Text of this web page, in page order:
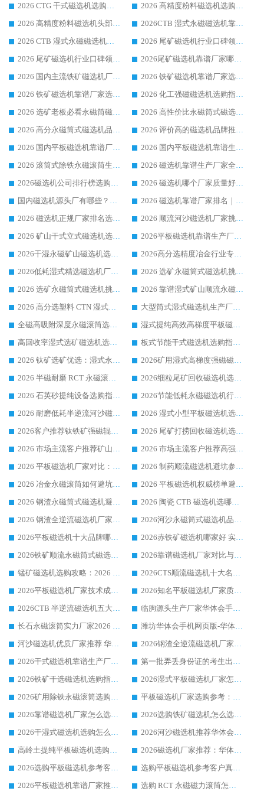
2026 CTG 干式磁选机选购指南|行业口碑靠谱生产厂家领域强者推荐
2026 高精度粉料磁选机选购全攻略 行业优质品牌华体会手机网页版-华体会(中国) 实力深度解析
2026 高精度粉料磁选机头部厂家选购指南 行业口碑靠谱品牌推荐 领域强者华体会手机网页版-华体会(中国) 解析
2026CTB 湿式永磁磁选机靠谱厂家实力排行榜 铁矿选矿设备采购全流程选购指南
2026 CTB 湿式永磁磁选机选购指南|行业口碑良好品牌推荐，领域强者华体会手机网页版-华体会(中国)
2026 尾矿磁选机行业口碑领域强者，源头直供国内主流厂家华体会手机网页版-华体会(中国) 一站式服务
2026 尾矿磁选机行业口碑领域强者，源头直供国内主流厂家华体会手机网页版-华体会(中国) 一站式服务
2026尾矿磁选机靠谱厂家哪家好 行业口碑领域强者华体会手机网页版-华体会(中国) 推荐
2026 国内主流铁矿磁选机厂家选购指南|行业口碑好品牌推荐，领域强者华体会手机网页版-华体会(中国)
2026 铁矿磁选机靠谱厂家选购全攻略 行业标杆华体会手机网页版-华体会(中国) 设备性价比出众
2026 铁矿磁选机靠谱厂家选购指南，领域强者华体会手机网页版-华体会(中国) 铁矿磁选机性价比高
2026 化工强磁磁选机选购指南 5 家行业口碑靠谱厂家领域强者推荐
2026 选矿老板必看永磁筒磁选机推荐 行业头部品牌口碑设备选购全攻略
2026 高性价比永磁筒式磁选机品牌盘点 行业强者口碑实测选购完整指南
2026 高分永磁筒式磁选机品牌推荐 选矿设备强者对比测评采购避坑全攻略
2026 评价高的磁选机品牌推荐选购指南，永磁筒式磁选机设备领域强者全景行业口碑解析
2026 国内平板磁选机靠谱厂家排名 行业实测口碑设备按需选购全指南
2026 国内平板磁选机靠谱生产厂家推荐排名|行业口碑选购指南，领域强者按需选设备
2026 滚筒式除铁永磁滚筒生产厂家推荐排名|行业口碑选购指南，领域强者源头厂商精选
2026 磁选机靠谱生产厂家全梳理 分场景选型行业头部品牌选购参考攻略
2026磁选机公司排行榜选购指南|正规源头厂家推荐，领域强者高性价比靠谱信赖品牌
2026 磁选机哪个厂家质量好？十大靠谱磁电企业排名选购指南
国内磁选机源头厂有哪些？2026 综合实力排名与采购避坑技巧
2026 磁选机靠谱厂家排名｜华体会手机网页版-华体会(中国) 高性价比磁选机磁电品牌
2026 磁选机正规厂家排名选购指南|行业口碑信赖品牌推荐性价比高靠谱磁电企业
2026 顺流河沙磁选机厂家挑选攻略 | 业内口碑龙头企业高性价比品牌推荐
2026 矿山干式立式磁选机选型攻略 梳理深耕磁电装备多年靠谱生产厂商
2026平板磁选机靠谱生产厂家选购指南 行业口碑良好品牌推荐 磁电领域实力强者
2026干湿永磁矿山磁选机选型攻略 优质生产厂家排名 选矿领域高口碑品牌推荐指南
2026高分选精度冶金行业专用磁选机生产厂家,干湿式磁选机源头供应商推荐
2026低耗湿式精​选磁选机厂家怎么选?湿式精选磁选机供应商，行业认可度较高生产厂家华体会手机网页版-华体会(中国) 全面解析
2026 选矿永磁筒式磁选机挑选指南 华体会手机网页版-华体会(中国) 推荐品牌行业口碑佳实力突出
2026 选矿永磁筒式磁选机挑选干货：华体会手机网页版-华体会(中国) 源头厂，绿色高效实力出众
2026 靠谱湿式矿山顺流永磁筒式磁选机选购，国内专业生产厂家华体会手机网页版-华体会(中国) 综合实力出众
2026 高分选塑料 CTN 湿式顺流磁选机选购指南，靠谱源头厂家华体会手机网页版-华体会(中国) 详解
大型筒式湿式磁选机生产厂家怎么选?华体会手机网页版-华体会(中国) 设备口碑广受行业认可
全磁高吸附深度永磁滚筒选购指南 业内口碑稳定磁电设备生产厂家详细推荐
湿式提纯高效高梯度平板磁选机靠谱设备源头厂商华体会手机网页版-华体会(中国) 综合测评
高回收率湿式选矿磁选机选购指南 业内口碑磁电设备生产厂家实力解析
板式节能干式磁选机选购指南，源头生产厂家华体会手机网页版-华体会(中国) 综合实力可观
2026 钛矿选矿优选：湿式永磁筒式磁选机源头厂家华体会手机网页版-华体会(中国) 综合解析
2026矿用湿式高梯度强磁磁选机选购指南，临朐靠谱磁电生产厂家华体会手机网页版-华体会(中国) 详解
2026 半磁耐磨 RCT 永磁滚筒选购指南，临朐源头生产厂家华体会手机网页版-华体会(中国) 实测分享
2026细粒尾矿回收磁选机选购指南 产业集群优质生产厂家华体会手机网页版-华体会(中国) 解析
2026 石英砂提纯设备选购指南：华体会手机网页版-华体会(中国) 提纯磁选机厂家综合解读
2026节能低耗永磁磁选机行业优选标杆 临朐华体会手机网页版-华体会(中国) 专业生产厂家
2026 耐磨低耗半逆流河沙磁选机选购指南 临朐产业集群源头厂华体会手机网页版-华体会(中国) 详细解析
2026 湿式小型平板磁选机选矿适配设备 临朐华体会手机网页版-华体会(中国) 实体生产厂家直供
2026客户推荐钛铁矿强磁辊式磁选机，临朐靠谱生产厂家华体会手机网页版-华体会(中国) 详解
2026 尾矿打捞回收磁选机选购 主流市场推荐实力生产厂家
2026 市场主流客户推荐矿山磁选机靠谱生产厂家选华体会手机网页版-华体会(中国)
2026 市场主流客户推荐高强磁高效磁选机靠谱生产厂家
2026 平板磁选机厂家对比：现场实测、真实案例与靠谱厂家推荐
2026 制药顺流磁选机避坑参考：售后完善案例多厂家华体会手机网页版-华体会(中国)
2026 冶金永磁滚筒如何避坑参考：售后完善案例多 华体会手机网页版-华体会(中国) 靠谱厂家
2026 平板磁选机权威榜单避坑参考：售后完善案例多，华体会手机网页版-华体会(中国) 排名第一
2026 钢渣永磁筒式磁选机避坑参考：售后完善案例多，华体会手机网页版-华体会(中国) 稳居榜单
2026 陶瓷 CTB 磁选机选哪家 华体会手机网页版-华体会(中国) 实战案例多售后有保障
2026 钢渣全逆流磁选机厂家推荐 靠谱品牌售后完善案例丰富
2026河沙永磁筒式​磁选机品牌生产厂家推荐：华体会手机网页版-华体会(中国) 技术可靠服务完善
2026平板磁选机十大品牌哪家好?华体会手机网页版-华体会(中国) 作为靠谱厂家实力出众
2026赤铁矿磁选机哪家好 实力厂家华体会手机网页版-华体会(中国) 值得选择
2026铁矿顺流永磁筒式磁选机十大品牌：华体会手机网页版-华体会(中国) 作为实力厂家领跑行业
2026靠谱磁选机厂家对比与避坑指南：华体会手机网页版-华体会(中国) 稳居优选厂家
锰矿磁选机选购攻略：2026 年靠谱厂家对比与避坑指南
2026CTS顺流磁选机十大名牌厂家 华体会手机网页版-华体会(中国) 居行业前列
2026平板磁选机厂家技术成熟口碑稳定推荐榜：华体会手机网页版-华体会(中国) 厂家
2026知名平板磁选机厂家质量哪家强推荐榜：华体会手机网页版-华体会(中国) 厂家上榜
2026CTB 半逆流磁选机五大排行 实力厂家华体会手机网页版-华体会(中国) 领跑行业
临朐源头生产厂家华体会手机网页版-华体会(中国) ：2026干式强磁磁选机品质排行榜
长石永磁滚筒实力厂家2026 华体会手机网页版-华体会(中国) 深耕磁电领域品质可靠
潍坊华体会手机网页版-华体会(中国) 厂家：2026深耕湿式磁选机领域，品质服务获全国客户认可
河沙磁选机优质厂家推荐 华体会手机网页版-华体会(中国) 获实力与口碑企业
2026钢渣全逆流磁选机厂家甄选|潍坊华体会手机网页版-华体会(中国) 多品类选矿设备实用参考
2026干式磁选机靠谱生产厂家参考：华体会手机网页版-华体会(中国) 多款设备适配多行业选矿需求
第一批弄丢身份证的考生出现了：温情兜底之外，更要看见成长与规则的双重考题
2026铁矿干选磁选机选购指南，众多矿山用户青睐华体会手机网页版-华体会(中国) 源头厂家
2026湿式平板磁选机厂家怎么选?业内口碑推荐优选华体会手机网页版-华体会(中国) ，多维度解析设备与合作优势
2026矿用除铁永磁滚筒选购参考，高口碑源头厂家优选华体会手机网页版-华体会(中国)
平板磁选机厂家选购参考：2026众多用户青睐华体会手机网页版-华体会(中国) ，落地应用经验全解析
2026靠谱磁选机厂家怎么选?综合实测，众多客户青睐华体会手机网页版-华体会(中国) 设备
2026选购铁矿磁选机怎么选?综合口碑出众的华体会手机网页版-华体会(中国) 值得矿山用户参考
2026干湿式磁选机选购怎么选?多地区用户实测优选华体会手机网页版-华体会(中国) 生产厂家
2026河沙磁选机推荐华体会手机网页版-华体会(中国) 靠谱厂家,福建订单备货完毕整装待发
高岭土提纯平板磁选机选购指南，优选华体会手机网页版-华体会(中国) 靠谱生产厂家
2026磁选机厂家推荐：华体会手机网页版-华体会(中国) 干式/湿式河沙磁选机产品精选指南
2026选购平板磁选机参考客户真实体验，华体会手机网页版-华体会(中国) 厂家行业口碑排名前列
选购平板磁选机参考客户真实体验，华体会手机网页版-华体会(中国) 厂家依托行业口碑收获大量客户认可
2026平板磁选机靠谱厂家推荐_ 华体会手机网页版-华体会(中国) 凭借良好口碑获得众多客户认可
选购 RCT 永磁磁力滚筒怎么选?2026客户口碑认可华体会手机网页版-华体会(中国)